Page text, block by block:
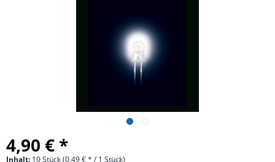
4,90 € *
Inhalt: 10 Stück (0,49 € * / 1 Stück)